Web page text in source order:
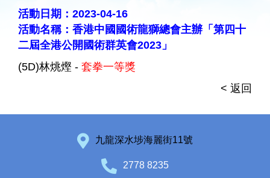
活動日期：2023-04-16
活動名稱：香港中國國術龍獅總會主辦「第四十
二屆全港公開國術群英會2023」
(5D)林烑熞 - 套拳一等獎
< 返回
九龍深水埗海麗街11號
2778 8235